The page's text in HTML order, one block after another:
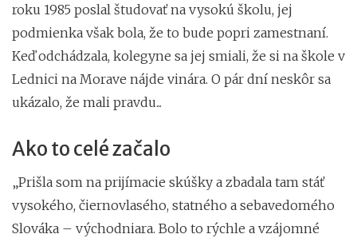
roku 1985 poslal študovať na vysokú školu, jej
podmienka však bola, že to bude popri zamestnaní.
Keď odchádzala, kolegyne sa jej smiali, že si na škole v
Lednici na Morave nájde vinára. O pár dní neskôr sa
ukázalo, že mali pravdu...
Ako to celé začalo
„Prišla som na prijímacie skúšky a zbadala tam stáť
vysokého, čiernovlasého, statného a sebavedomého
Slováka – východniara. Bolo to rýchle a vzájomné